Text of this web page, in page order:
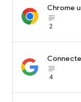
Chrome
2
4